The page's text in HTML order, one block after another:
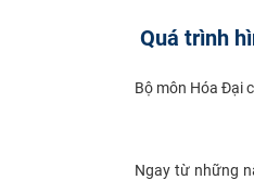
Quá trình
Bộ môn Hóa Đại
Ngay từ những